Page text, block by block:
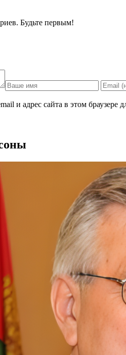
Будьте первым!
и адрес сайта в этом